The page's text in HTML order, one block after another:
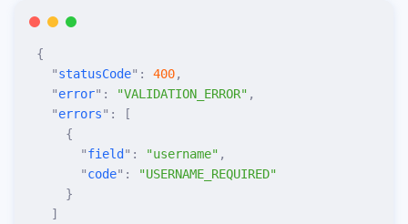
{
  "
statusCode" : 400,
  "
error" : "VALIDATION_ERROR" ,
  "
errors" :
[
    {
      "
field " : "username" ,
      "
code" : "USERNAME_REQUIRED"
    }
  ]